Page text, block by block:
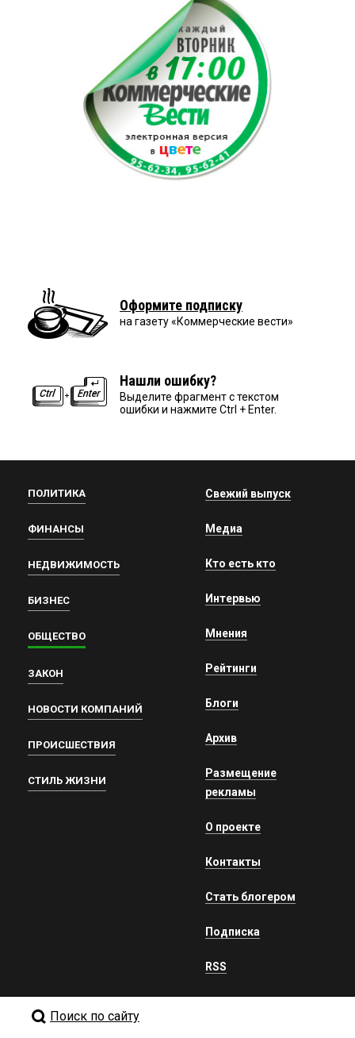
Оформите подписку
на газету «Коммерческие вести»
Нашли ошибку?
Выделите фрагмент с текстом
ошибки и нажмите Ctrl + Enter.
ПОЛИТИКА
ФИНАНСЫ
НЕДВИЖИМОСТЬ
БИЗНЕС
ОБЩЕСТВО
ЗАКОН
НОВОСТИ КОМПАНИЙ
ПРОИСШЕСТВИЯ
СТИЛЬ ЖИЗНИ
Свежий выпуск
Медиа
Кто есть кто
Интервью
Мнения
Рейтинги
Блоги
Архив
Размещение
рекламы
О проекте
Контакты
Стать блогером
Подписка
RSS
Поиск по сайту